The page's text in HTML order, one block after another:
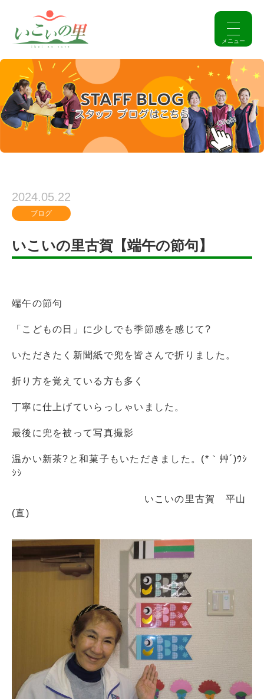
2024.05.22
ブログ
いこいの里古賀【端午の節句】
端午の節句
「こどもの日」に少しでも季節感を感じて?
いただきたく新聞紙で兜を皆さんで折りました。
折り方を覚えている方も多く
丁寧に仕上げていらっしゃいました。
最後に兜を被って写真撮影
温かい新茶?と和菓子もいただきました。(*｀艸´)ｳｼ
ｼｼ
いこいの里古賀 平山
(直)